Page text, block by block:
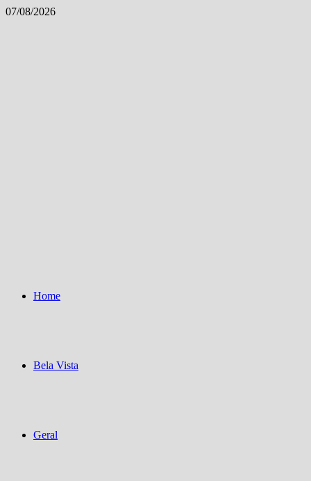
Skip
07/08/2026
Home
Bela Vista
Geral